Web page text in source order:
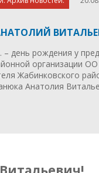
– день рождения у
организации
Жабинковского
Анатолия